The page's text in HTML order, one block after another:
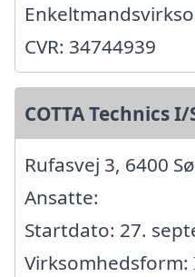
CVR: 34744939
COTTA Technics I/
Rufasvej 3, 6400
Ansatte:
Startdato: 27.